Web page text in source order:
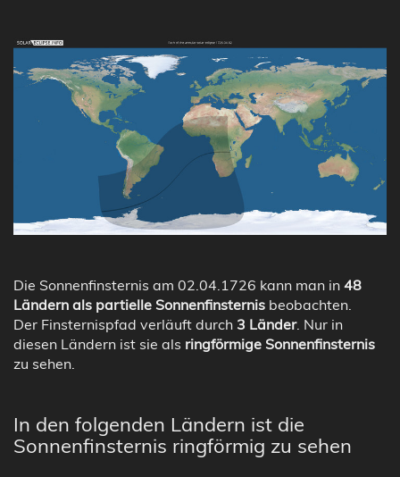
Die Sonnenfinsternis am 02.04.1726 kann man in 48
Ländern als partielle Sonnenfinsternis beobachten.
Der Finsternispfad verläuft durch 3 Länder. Nur in
diesen Ländern ist sie als ringförmige Sonnenfinsternis
zu sehen.
In den folgenden Ländern ist die
Sonnenfinsternis ringförmig zu sehen